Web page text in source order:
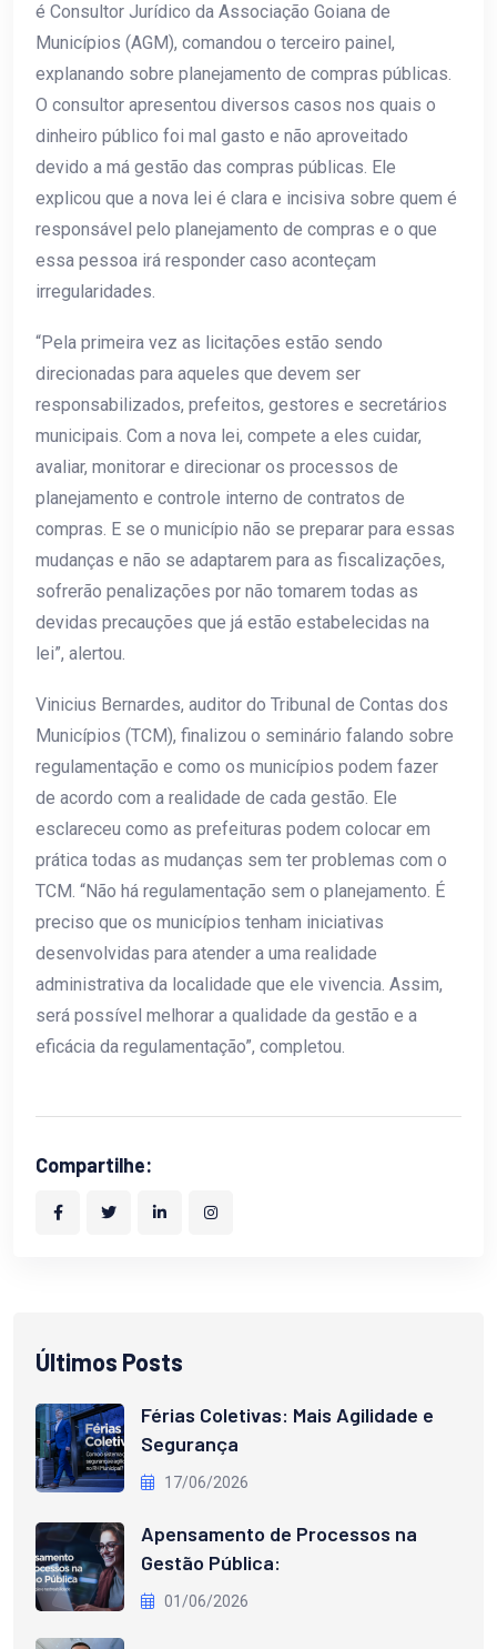
é Consultor Jurídico da Associação Goiana de
Municípios (AGM), comandou o terceiro painel,
explanando sobre planejamento de compras públicas.
O consultor apresentou diversos casos nos quais o
dinheiro público foi mal gasto e não aproveitado
devido a má gestão das compras públicas. Ele
explicou que a nova lei é clara e incisiva sobre quem é
responsável pelo planejamento de compras e o que
essa pessoa irá responder caso aconteçam
irregularidades.
“Pela primeira vez as licitações estão sendo
direcionadas para aqueles que devem ser
responsabilizados, prefeitos, gestores e secretários
municipais. Com a nova lei, compete a eles cuidar,
avaliar, monitorar e direcionar os processos de
planejamento e controle interno de contratos de
compras. E se o município não se preparar para essas
mudanças e não se adaptarem para as fiscalizações,
sofrerão penalizações por não tomarem todas as
devidas precauções que já estão estabelecidas na
lei”, alertou.
Vinicius Bernardes, auditor do Tribunal de Contas dos
Municípios (TCM), finalizou o seminário falando sobre
regulamentação e como os municípios podem fazer
de acordo com a realidade de cada gestão. Ele
esclareceu como as prefeituras podem colocar em
prática todas as mudanças sem ter problemas com o
TCM. “Não há regulamentação sem o planejamento. É
preciso que os municípios tenham iniciativas
desenvolvidas para atender a uma realidade
administrativa da localidade que ele vivencia. Assim,
será possível melhorar a qualidade da gestão e a
eficácia da regulamentação”, completou.
Compartilhe:
Últimos Posts
Férias Coletivas: Mais Agilidade e
Segurança
17/06/2026
Apensamento de Processos na
Gestão Pública:
01/06/2026